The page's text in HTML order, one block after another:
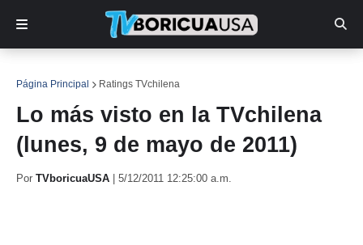
Página Principal Ratings TVchilena
Lo más visto en la TVchilena
(lunes, 9 de mayo de 2011)
Por TVboricuaUSA 5/12/2011 12:25:00 a.m.